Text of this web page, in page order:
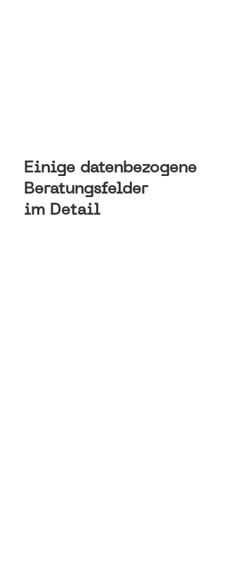
Einige datenbezogene
Beratungsfelder
im Detail